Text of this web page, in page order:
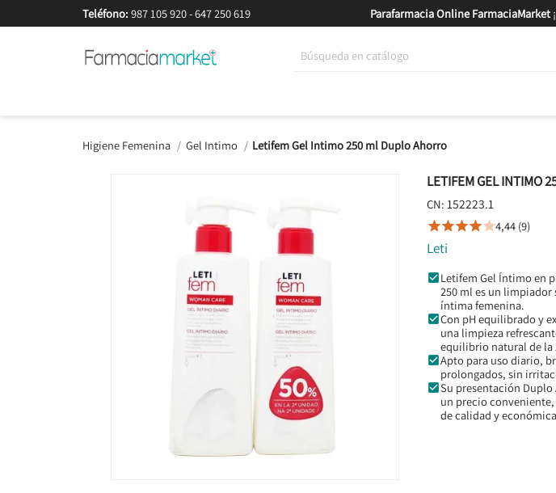
Teléfono: 987 105 920-647 250 619 Parafarmacia Online FarmaciaMarket
Higiene Femenina Gel Intimo Letifem Gel Intimo 250 ml Duplo Ahorro
LETIFEM GEL INTIMO
CN: 152223.1
4,44 (9)
Leti
Letifem Gel Íntimo en
250 ml es un limpiador
íntima femenina.
Con pH equilibrado y
una limpieza
equilibrio natural de la
Apto para uso diario,
prolongados, sin
Su presentación
un precio
de calidad y